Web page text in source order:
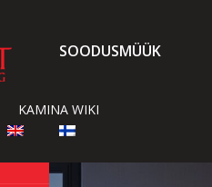
SOODUSMÜÜK
KAMINA WIKI